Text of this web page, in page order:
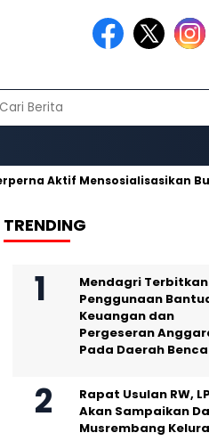
Mensosialisasikan Budaya Adat
TRENDING
Mendagri Terbitkan
Penggunaan
Keuangan dan
Pergeseran
Pada Daerah
Rapat Usulan RW,
Akan Sampaikan
Musrembang